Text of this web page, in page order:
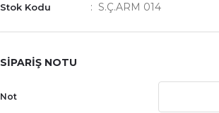
Stok Kodu S.Ç.ARM 014
SİPARİŞ NOTU
Not